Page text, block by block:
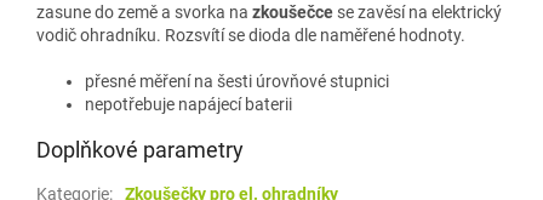
zasune do země a svorka na zkoušečce se zavěsí na elektrický
vodič ohradníku. Rozsvítí se dioda dle naměřené hodnoty.
přesné měření na šesti úrovňové stupnici
nepotřebuje napájecí baterii
Doplňkové parametry
Kategorie:
Zkoušečky pro el. ohradníky